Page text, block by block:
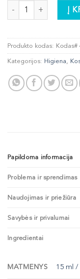
produkto kiekis: Į
Produkto kodas: Kodas#
Kategorijos: Higiena,
Papildoma informacija
Problema ir sprendimas
Naudojimas ir priežiūra
Savybės ir privalumai
Ingredientai
MATMENYS 15 ml /